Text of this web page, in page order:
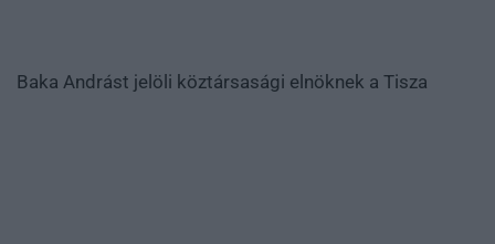
Baka Andrást jelöli köztársasági elnöknek a Tisza